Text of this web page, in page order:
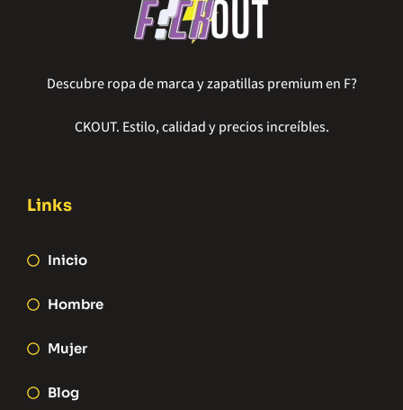
Descubre ropa de marca y zapatillas premium en F?
CKOUT. Estilo, calidad y precios increíbles.
Links
Inicio
Hombre
Mujer
Blog